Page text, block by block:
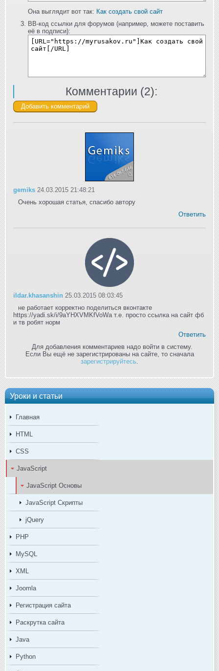
Уроки и статьи
Главная
HTML
CSS
JavaScript
JavaScript Основы
JavaScript Скрипты
jQuery
PHP
MySQL
XML
Joomla
Регистрация сайта
Раскрутка сайта
Java
Python
Она выглядит вот так: Как создать свой сайт
BB-код ссылки для форумов (например, можете поставить
её в подписи):
Комментарии (2):
gemiks 24.03.2015 21:48:21
Очень хорошая статья, спасибо автору
Ответить
ildar.khasanshin 25.03.2015 08:03:45
не работает корректно поделиться вконтакте
https://yadi.sk/i/9aYHXVMKfVoWa т.е. просто ссылка на сайт фб
и тв робят норм
Ответить
Для добавления комментариев надо войти в систему.
Если Вы ещё не зарегистрированы на сайте, то сначала
зарегистрируйтесь.